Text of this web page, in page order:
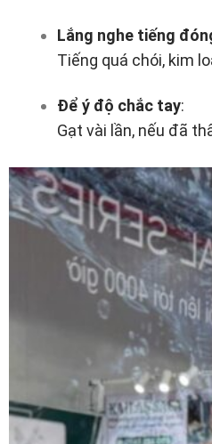
Lắng nghe tiếng
Tiếng quá chói, kim
Để ý độ chắc tay:
Gạt vài lần, nếu đã